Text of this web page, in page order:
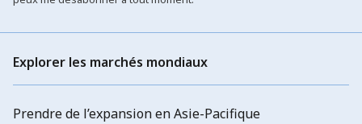
Explorer les marchés mondiaux
Prendre de l’expansion en Asie-Pacifique